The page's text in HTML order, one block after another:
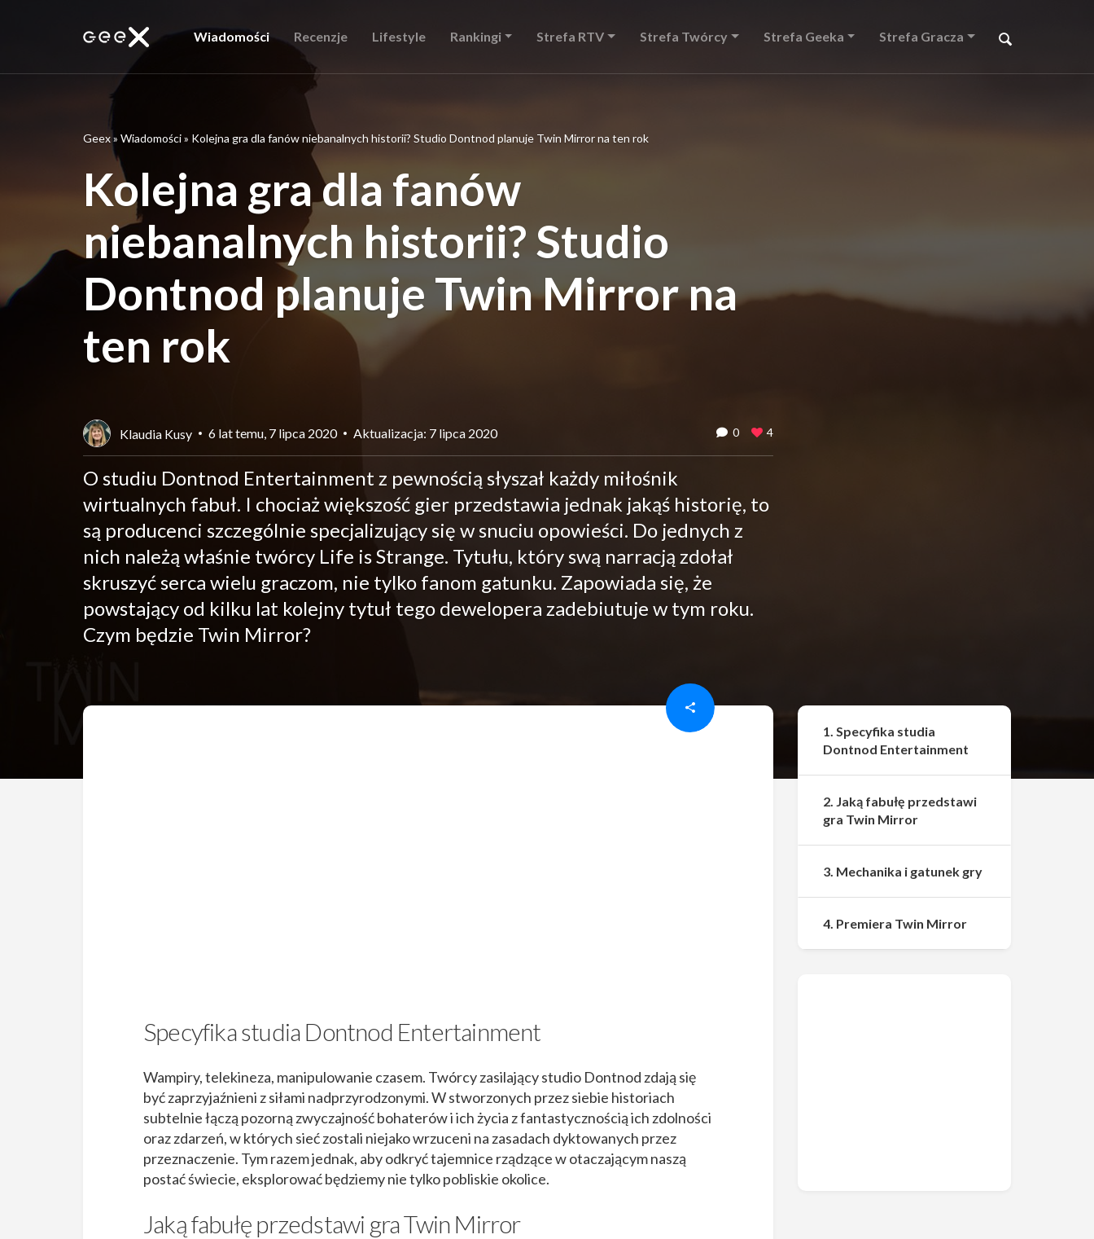
Wiadomości Recenzje Lifestyle Rankingi Strefa RTV Strefa Twórcy Strefa Geeka Strefa Gracza
Geex» Wiadomości» Kolejna gra dla fanów niebanalnych historii? Studio Dontnod planuje Twin Mirror na ten rok
Kolejna gra dla fanów
niebanalnych historii? Studio
Dontnod planuje Twin Mirror na
ten rok
Klaudia Kusy 6 lat temu, 7 lipca 2020 Aktualizacja: 7 lipca 2020 0 4
O studiu Dontnod Entertainment z pewnością słyszał każdy miłośnik
wirtualnych fabuł. I chociaż większość gier przedstawia jednak jakąś historię, to
są producenci szczególnie specjalizujący się w snuciu opowieści. Do jednych z
nich należą właśnie twórcy Life is Strange. Tytułu, który swą narracją zdołał
skruszyć serca wielu graczom, nie tylko fanom gatunku. Zapowiada się, że
powstający od kilku lat kolejny tytuł tego dewelopera zadebiutuje w tym roku.
Czym będzie Twin Mirror?
Specyfika studia Dontnod Entertainment
Wampiry, telekineza, manipulowanie czasem. Twórcy zasilający studio Dontnod zdają się
być zaprzyjaźnieni z siłami nadprzyrodzonymi. W stworzonych przez siebie historiach
subtelnie łączą pozorną zwyczajność bohaterów i ich życia z fantastycznością ich zdolności
oraz zdarzeń, w których sieć zostali niejako wrzuceni na zasadach dyktowanych przez
przeznaczenie. Tym razem jednak, aby odkryć tajemnice rządzące w otaczającym naszą
postać świecie, eksplorować będziemy nie tylko pobliskie okolice.
Jaką fabułę przedstawi gra Twin Mirror
1. Specyfika studia
Dontnod Entertainment
2. Jaką fabułę przedstawi
gra Twin Mirror
3. Mechanika i gatunek gry
4. Premiera Twin Mirror